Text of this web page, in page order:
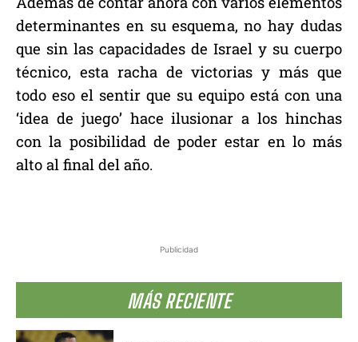
Publicidad
MÁS RECIENTE
determinantes en su esquema, no hay dudas
que sin las capacidades de Israel y su cuerpo
técnico, esta racha de victorias y más que
todo eso el sentir que su equipo está con una
‘idea de juego’ hace ilusionar a los hinchas
con la posibilidad de poder estar en lo más
alto al final del año.